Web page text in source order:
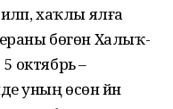
хаҡлы ялға
бөгөн Халыҡ-
5 октябрь –
уның өсөн йәнә